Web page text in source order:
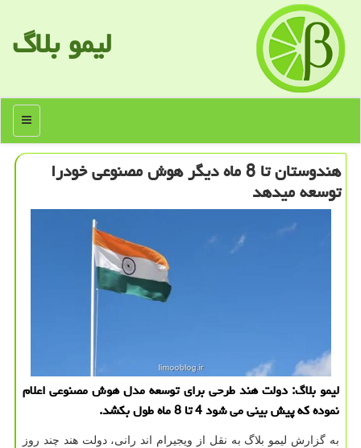
لیمو بلاگ
منو
هندوستان تا 8 ماه دیگر هوش مصنوعی خودرا
توسعه میدهد
لیمو بلاگ: دولت هند طرحی برای توسعه مدل هوش مصنوعی اعلام
نموده که پیش بینی می شود 4 تا 8 ماه طول بکشد.
به گزارش لیمو بلاگ به نقل از ویجیرام اند رانی، دولت هند چند روز